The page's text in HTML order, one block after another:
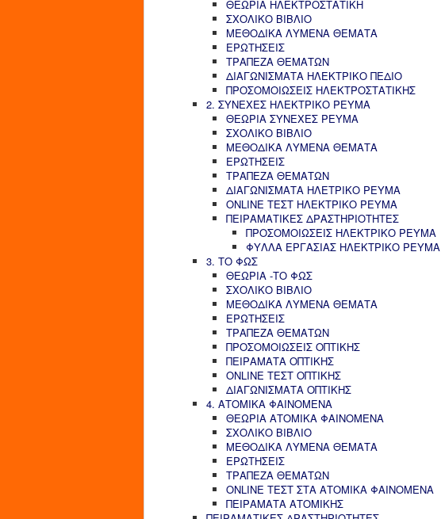
ΘΕΩΡΙΑ ΗΛΕΚΤΡΟΣΤΑΤΙΚΗ
ΣΧΟΛΙΚΟ ΒΙΒΛΙΟ
ΜΕΘΟΔΙΚΑ ΛΥΜΕΝΑ ΘΕΜΑΤΑ
ΕΡΩΤΗΣΕΙΣ
ΤΡΑΠΕΖΑ ΘΕΜΑΤΩΝ
ΔΙΑΓΩΝΙΣΜΑΤΑ ΗΛΕΚΤΡΙΚΟ ΠΕΔΙΟ
ΠΡΟΣΟΜΟΙΩΣΕΙΣ ΗΛΕΚΤΡΟΣΤΑΤΙΚΗΣ
2. ΣΥΝΕΧΕΣ ΗΛΕΚΤΡΙΚΟ ΡΕΥΜΑ
ΘΕΩΡΙΑ ΣΥΝΕΧΕΣ ΡΕΥΜΑ
ΣΧΟΛΙΚΟ ΒΙΒΛΙΟ
ΜΕΘΟΔΙΚΑ ΛΥΜΕΝΑ ΘΕΜΑΤΑ
ΕΡΩΤΗΣΕΙΣ
ΤΡΑΠΕΖΑ ΘΕΜΑΤΩΝ
ΔΙΑΓΩΝΙΣΜΑΤΑ ΗΛΕΤΡΙΚΟ ΡΕΥΜΑ
ONLINE ΤΕΣΤ ΗΛΕΚΤΡΙΚΟ ΡΕΥΜΑ
ΠΕΙΡΑΜΑΤΙΚΕΣ ΔΡΑΣΤΗΡΙΟΤΗΤΕΣ
ΠΡΟΣΟΜΟΙΩΣΕΙΣ ΗΛΕΚΤΡΙΚΟ ΡΕΥΜΑ
ΦΥΛΛΑ ΕΡΓΑΣΙΑΣ ΗΛΕΚΤΡΙΚΟ ΡΕΥΜΑ
3. ΤΟ ΦΩΣ
ΘΕΩΡΙΑ -ΤΟ ΦΩΣ
ΣΧΟΛΙΚΟ ΒΙΒΛΙΟ
ΜΕΘΟΔΙΚΑ ΛΥΜΕΝΑ ΘΕΜΑΤΑ
ΕΡΩΤΗΣΕΙΣ
ΤΡΑΠΕΖΑ ΘΕΜΑΤΩΝ
ΠΡΟΣΟΜΟΙΩΣΕΙΣ ΟΠΤΙΚΗΣ
ΠΕΙΡΑΜΑΤΑ ΟΠΤΙΚΗΣ
ONLINE ΤΕΣΤ ΟΠΤΙΚΗΣ
ΔΙΑΓΩΝΙΣΜΑΤΑ ΟΠΤΙΚΗΣ
4. ΑΤΟΜΙΚΑ ΦΑΙΝΟΜΕΝΑ
ΘΕΩΡΙΑ ΑΤΟΜΙΚΑ ΦΑΙΝΟΜΕΝΑ
ΣΧΟΛΙΚΟ ΒΙΒΛΙΟ
ΜΕΘΟΔΙΚΑ ΛΥΜΕΝΑ ΘΕΜΑΤΑ
ΕΡΩΤΗΣΕΙΣ
ΤΡΑΠΕΖΑ ΘΕΜΑΤΩΝ
ONLINE ΤΕΣΤ ΣΤΑ ΑΤΟΜΙΚΑ ΦΑΙΝΟΜΕΝΑ
ΠΕΙΡΑΜΑΤΑ ΑΤΟΜΙΚΗΣ